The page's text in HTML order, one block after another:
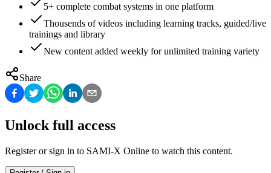
5+ complete combat systems in one platform
Thousends of videos including learning tracks, guided/live
trainings and library
New content added weekly for unlimited training variety
Share
Unlock full access
Register or sign in to SAMI-X Online to watch this content.